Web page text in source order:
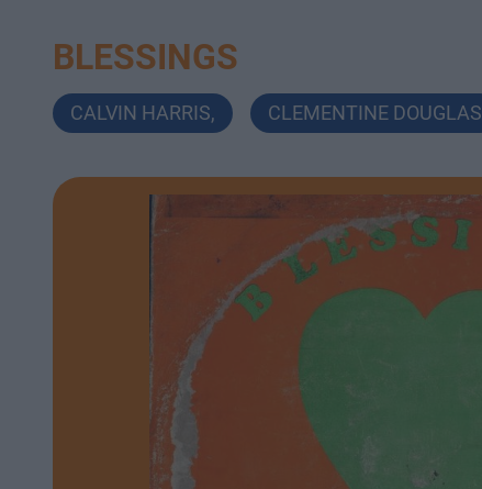
BLESSINGS
CALVIN HARRIS, CLEMENTINE DOUGLAS